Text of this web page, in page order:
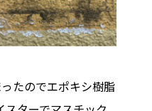
たのでエポキシ樹脂